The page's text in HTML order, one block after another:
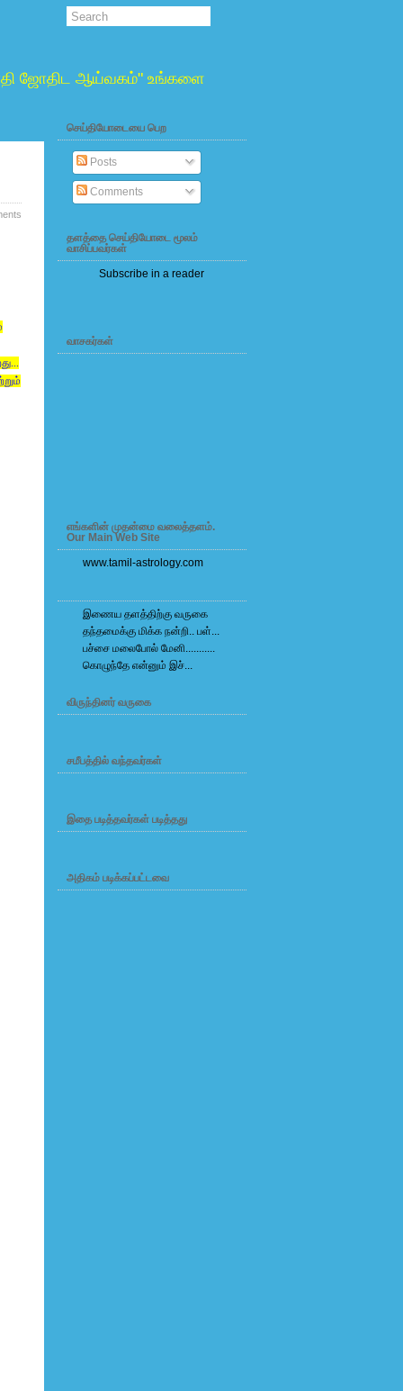
ஜோதிட ஆய்வகம்" உங்களை
செய்தியோடையை பெற
Posts
Comments
தளத்தை செய்தியோடை மூலம்
வாசிப்பவர்கள்
Subscribe in a reader
வாசகர்கள்
எங்களின் முதன்மை வலைத்தளம்.
Our Main Web Site
www.tamil-astrology.com
இணைய தளத்திற்கு வருகை
தந்தமைக்கு மிக்க நன்றி.. பள்...
பச்சை மலைபோல் மேனி...........
கொழுந்தே என்னும் இச்...
விருந்தினர் வருகை
சமீபத்தில் வந்தவர்கள்
இதை படித்தவர்கள் படித்தது
அதிகம் படிக்கப்பட்டவை